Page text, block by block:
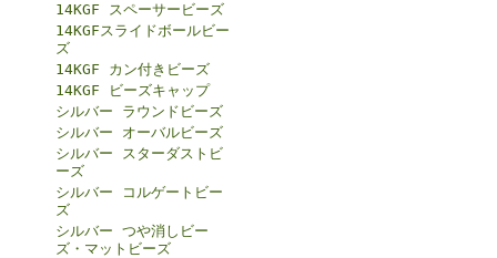
14KGF スペーサービーズ
14KGFスライドボールビー
ズ
14KGF カン付きビーズ
14KGF ビーズキャップ
シルバー ラウンドビーズ
シルバー オーバルビーズ
シルバー スターダストビ
ーズ
シルバー コルゲートビー
ズ
シルバー つや消しビー
ズ・マットビーズ